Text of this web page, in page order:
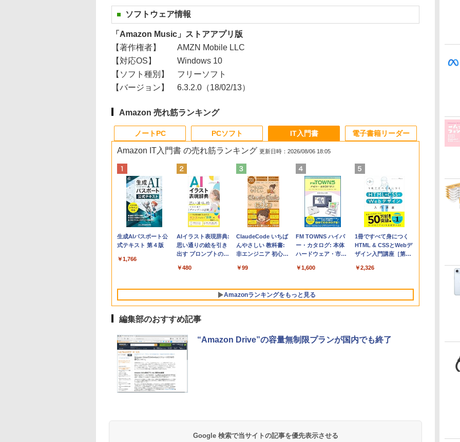
ソフトウェア情報
「Amazon Music」ストアアプリ版
【著作権者】
AMZN Mobile LLC
【対応OS】
Windows 10
【ソフト種別】
フリーソフト
【バージョン】
6.3.2.0（18/02/13）
Amazon 売れ筋ランキング
ノートPC
Apple 2026
MacBook Neo A18
ンチノートブック：
設計、Liquid Retina
ユニファイドメモ
リ、512GB SSDスト
レージ、1080p
ラ、Touch ID - イン
ディゴ
tomtoc 360°保護
15.6 16インチ パソコ
ンケース Dell NEC
dynabook Lenovo
￥2,952
Apple 2026
MacBook Air M5チ
ップ搭載13インチノ
Apple Intelligence、
Retinaディスプレ
イ、24GBユニファイ
ドメモリ、1TB SSD
ド、Touch ID - ミッ
￥314,800
【Amazon.co.jp限
定】 HP ノートパソ
コン 15-fd 15.6イン
512GB SSD インテ
￥129,800
FMV ノートパソコン
WE1-K3 (MS 365
Personal/Copilotキー
型/Core i5/16GB/SSD
FMVWK3E15W_AZ
￥119,800
PCソフト
Robloxギフトカード
- 800 Robux 【限定
を含む】 【オンライ
インコード版
Microsoft Office
Home & Business
2024(最新 永続版)|オ
版|Windows11、
￥39,582
Robloxギフトカード
- 2,000 Robux 【限
定バーチャルアイテ
インゲームコード】
ラインコード版
￥3,200
Robloxギフトカード
- 1000 Robux 【限定
バーチャルアイテム
ンゲームコード】 ロ
ンコード版
￥1,600
Microsoft Office
Home 2024(最新 永続
版)|オンラインコード
10/mac対応|PC2台
￥37,224
IT入門書
Amazon IT入門書 の売れ筋ランキング 更新日時：2026/08/06 18:05
生成AIパスポート公
式テキスト 第４版
￥1,766
AIイラスト表現辞典:
思い通りの絵を引き
出す プロンプトの言
ズ (はぴーイラスト
￥480
ClaudeCode いちば
んやさしい 教科書:
非エンジニア 初心者
マニュアル AI副業に
もKindle出版にも！
非エンジニアのため
のAIコーディング入
￥99
FM TOWNS ハイパ
ー・カタログ: 本体
ハードウェア・市販
フェクトリストと最
￥1,600
1冊ですべて身につく
HTML & CSSとWebデ
ザイン入門講座［第2
￥2,326
Amazonランキングをもっと見る
電子書籍リーダー
続バッテリー、6イン
￥19,980
るさ自動調整、色調
￥32,980
レイ、色調調節ライ
￥39,980
編集部のおすすめ記事
“Amazon Drive”の容量無制限プランが国内でも終了
Google 検索で当サイトの記事を優先表示させる